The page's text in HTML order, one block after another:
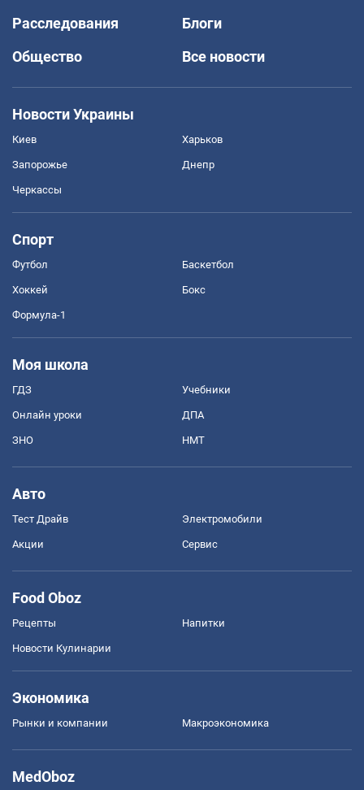
Расследования
Блоги
Общество
Все новости
Новости Украины
Киев Харьков
Запорожье Днепр
Черкассы
Спорт
Футбол Баскетбол
Хоккей Бокс
Формула-1
Моя школа
ГДЗ Учебники
Онлайн уроки ДПА
ЗНО НМТ
Авто
Тест Драйв Электромобили
Акции Сервис
Food Oboz
Рецепты Напитки
Новости Кулинарии
Экономика
Рынки и компании Mакроэкономика
MedOboz